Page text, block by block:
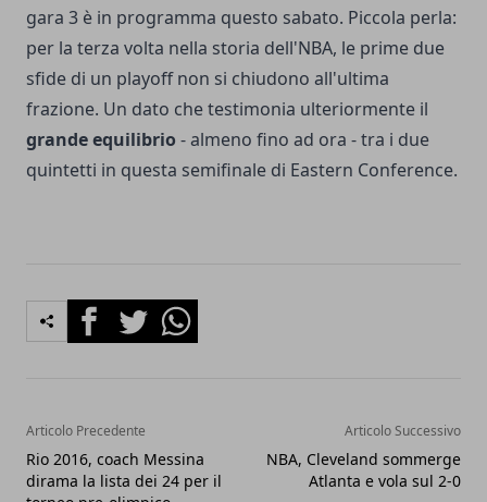
gara 3 è in programma questo sabato. Piccola perla:
per la terza volta nella storia dell'NBA, le prime due
sfide di un playoff non si chiudono all'ultima
frazione. Un dato che testimonia ulteriormente il
grande equilibrio - almeno fino ad ora - tra i due
quintetti in questa semifinale di Eastern Conference.
FacebookTwitterWhatsapp
Articolo Precedente
Rio 2016, coach Messina
dirama la lista dei 24 per il
Articolo Successivo
NBA, Cleveland sommerge
Atlanta e vola sul 2-0